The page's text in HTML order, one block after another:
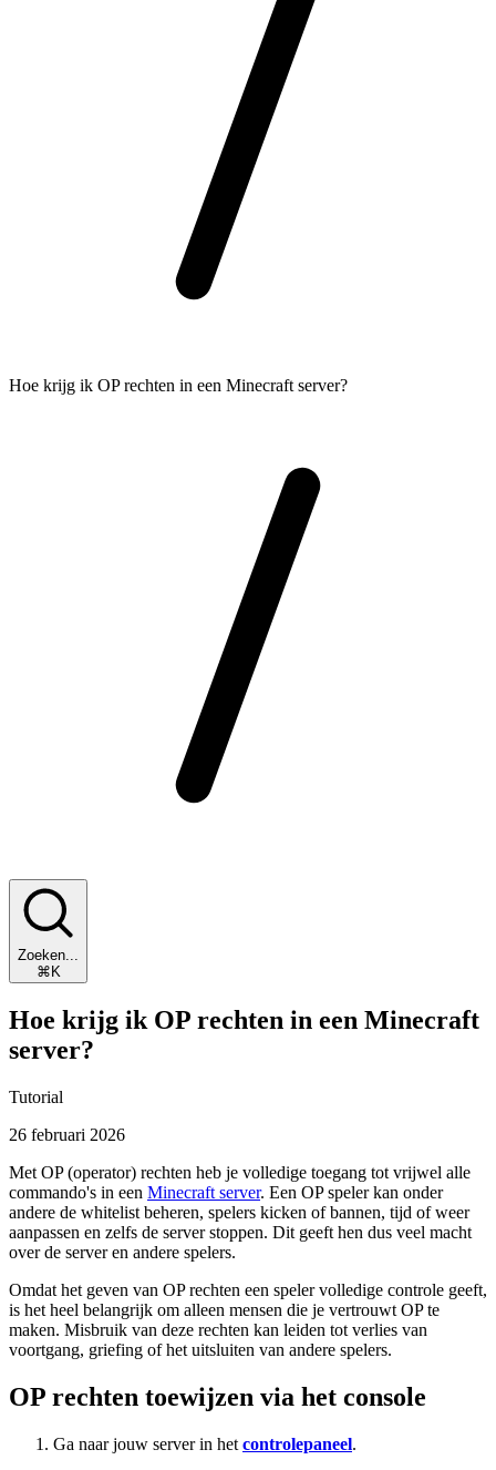
Hoe krijg ik OP rechten in een Minecraft server?
Zoeken...
⌘K
Hoe krijg ik OP rechten in een Minecraft
server?
Tutorial
26 februari 2026
Met OP (operator) rechten heb je volledige toegang tot vrijwel alle
commando's in een Minecraft server. Een OP speler kan onder
andere de whitelist beheren, spelers kicken of bannen, tijd of weer
aanpassen en zelfs de server stoppen. Dit geeft hen dus veel macht
over de server en andere spelers.
Omdat het geven van OP rechten een speler volledige controle geeft,
is het heel belangrijk om alleen mensen die je vertrouwt OP te
maken. Misbruik van deze rechten kan leiden tot verlies van
voortgang, griefing of het uitsluiten van andere spelers.
OP rechten toewijzen via het console
Ga naar jouw server in het controlepaneel.